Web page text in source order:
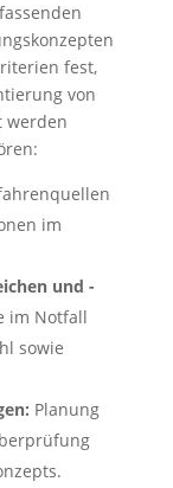
fest,
von
werden
im
und -
im Notfall
sowie
Planung